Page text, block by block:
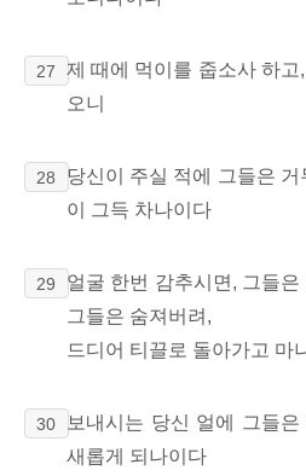
27
제 때에 먹이를 줍소사 하고
오니
28
당신이 주실 적에 그들은
이 그득 차나이다
29
얼굴 한번 감추시면, 그들
그들은 숨져버려,
드디어 티끌로 돌아가고 마
30
보내시는 당신 얼에 그들
새롭게 되나이다